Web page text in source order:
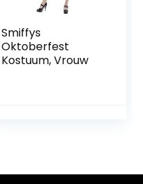
Smiffys
Oktoberfest
Kostuum, Vrouw